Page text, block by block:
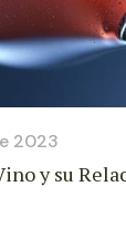
2023
y su